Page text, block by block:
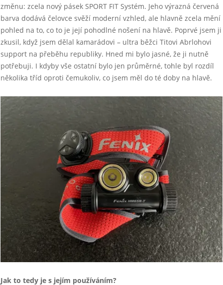
změnu: zcela nový pásek SPORT FIT Systém. Jeho výrazná červená
barva dodává čelovce svěží moderní vzhled, ale hlavně zcela mění
pohled na to, co to je její pohodlné nošení na hlavě. Poprvé jsem ji
zkusil, když jsem dělal kamarádovi – ultra běžci Titovi Abrlohovi
support na přeběhu republiky. Hned mi bylo jasné, že ji nutně
potřebuji. I kdyby vše ostatní bylo jen průměrné, tohle byl rozdíl
několika tříd oproti čemukoliv, co jsem měl do té doby na hlavě.
Jak to tedy je s jejím používáním?